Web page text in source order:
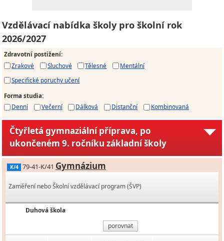
Vzdělávací nabídka školy pro školní rok
2026/2027
Zdravotní postižení:
Zrakové
Sluchové Tělesné
Mentální
Specifické poruchy učení
Forma studia:
Denní
Večerní Dálková Distanční Kombinovaná
Čtyřletá gymnaziální příprava, po
ukončeném 9. ročníku základní školy
K/4 79-41-K/41 Gymnázium
Zaměření nebo Školní vzdělávací program (ŠVP)
Duhová škola
porovnat